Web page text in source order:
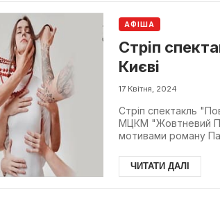
АФІША
Стріп
Києві
17 Квітня, 2024
Стріп спектакль
МЦКМ "Жовтневий
мотивами роману
ЧИТАТИ ДАЛІ